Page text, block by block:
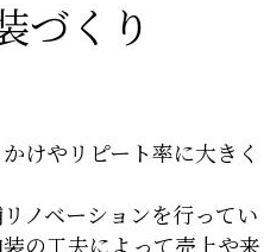
づくり
けやリピート率に大きく
ノベーションを行ってい